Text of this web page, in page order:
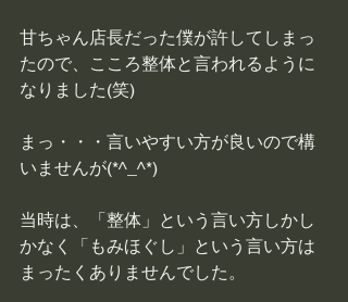
甘ちゃん店長だった僕が許してしまっ
たので、こころ整体と言われるように
なりました(笑)
まっ・・・言いやすい方が良いので構
いませんが(*^_^*)
当時は、「整体」という言い方しかし
かなく「もみほぐし」という言い方は
まったくありませんでした。